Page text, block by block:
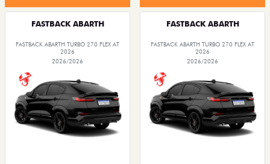
FASTBACK ABARTH
FASTBACK ABARTH TURBO 270 FLEX AT
2026
2026/2026
FASTBACK ABARTH
FASTBACK ABARTH TURBO 270 FLEX AT
2026
2026/2026